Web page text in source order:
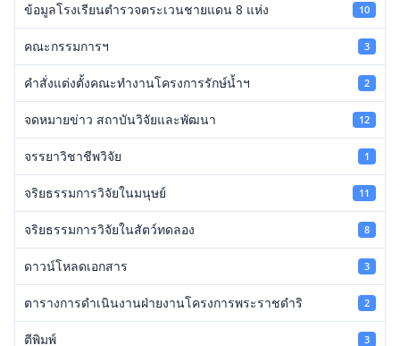
ข้อมูลโรงเรียนตำรวจตระเวนชายแดน 8 แห่ง 10
คณะกรรมการฯ 3
คำสั่งแต่งตั้งคณะทำงานโครงการรักษ์น้ำฯ 2
จดหมายข่าว สถาบันวิจัยและพัฒนา 12
จรรยาวิชาชีพวิจัย 1
จริยธรรมการวิจัยในมนุษย์ 11
จริยธรรมการวิจัยในสัตว์ทดลอง 8
ดาวน์โหลดเอกสาร 3
ตารางการดำเนินงานฝ่ายงานโครงการพระราชดำริ 2
ตีพิมพ์ 3